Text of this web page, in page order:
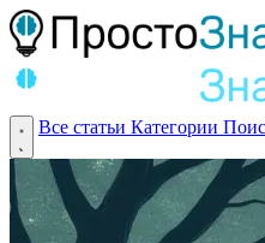
Все статьи Категории